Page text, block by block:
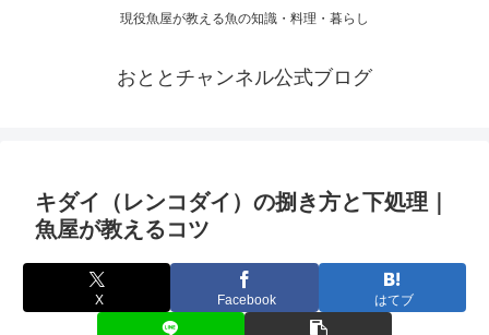
現役魚屋が教える魚の知識・料理・暮らし
おととチャンネル公式ブログ
キダイ（レンコダイ）の捌き方と下処理｜
魚屋が教えるコツ
X Facebook はてブ